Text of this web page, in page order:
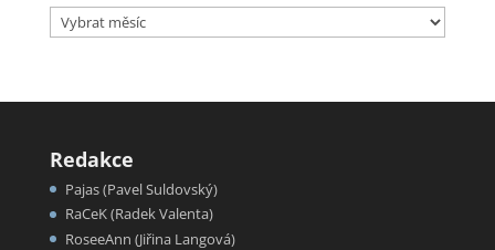
Archiv
Redakce
Pajas (Pavel Suldovský)
RaCeK (Radek Valenta)
RoseeAnn (Jiřina Langová)